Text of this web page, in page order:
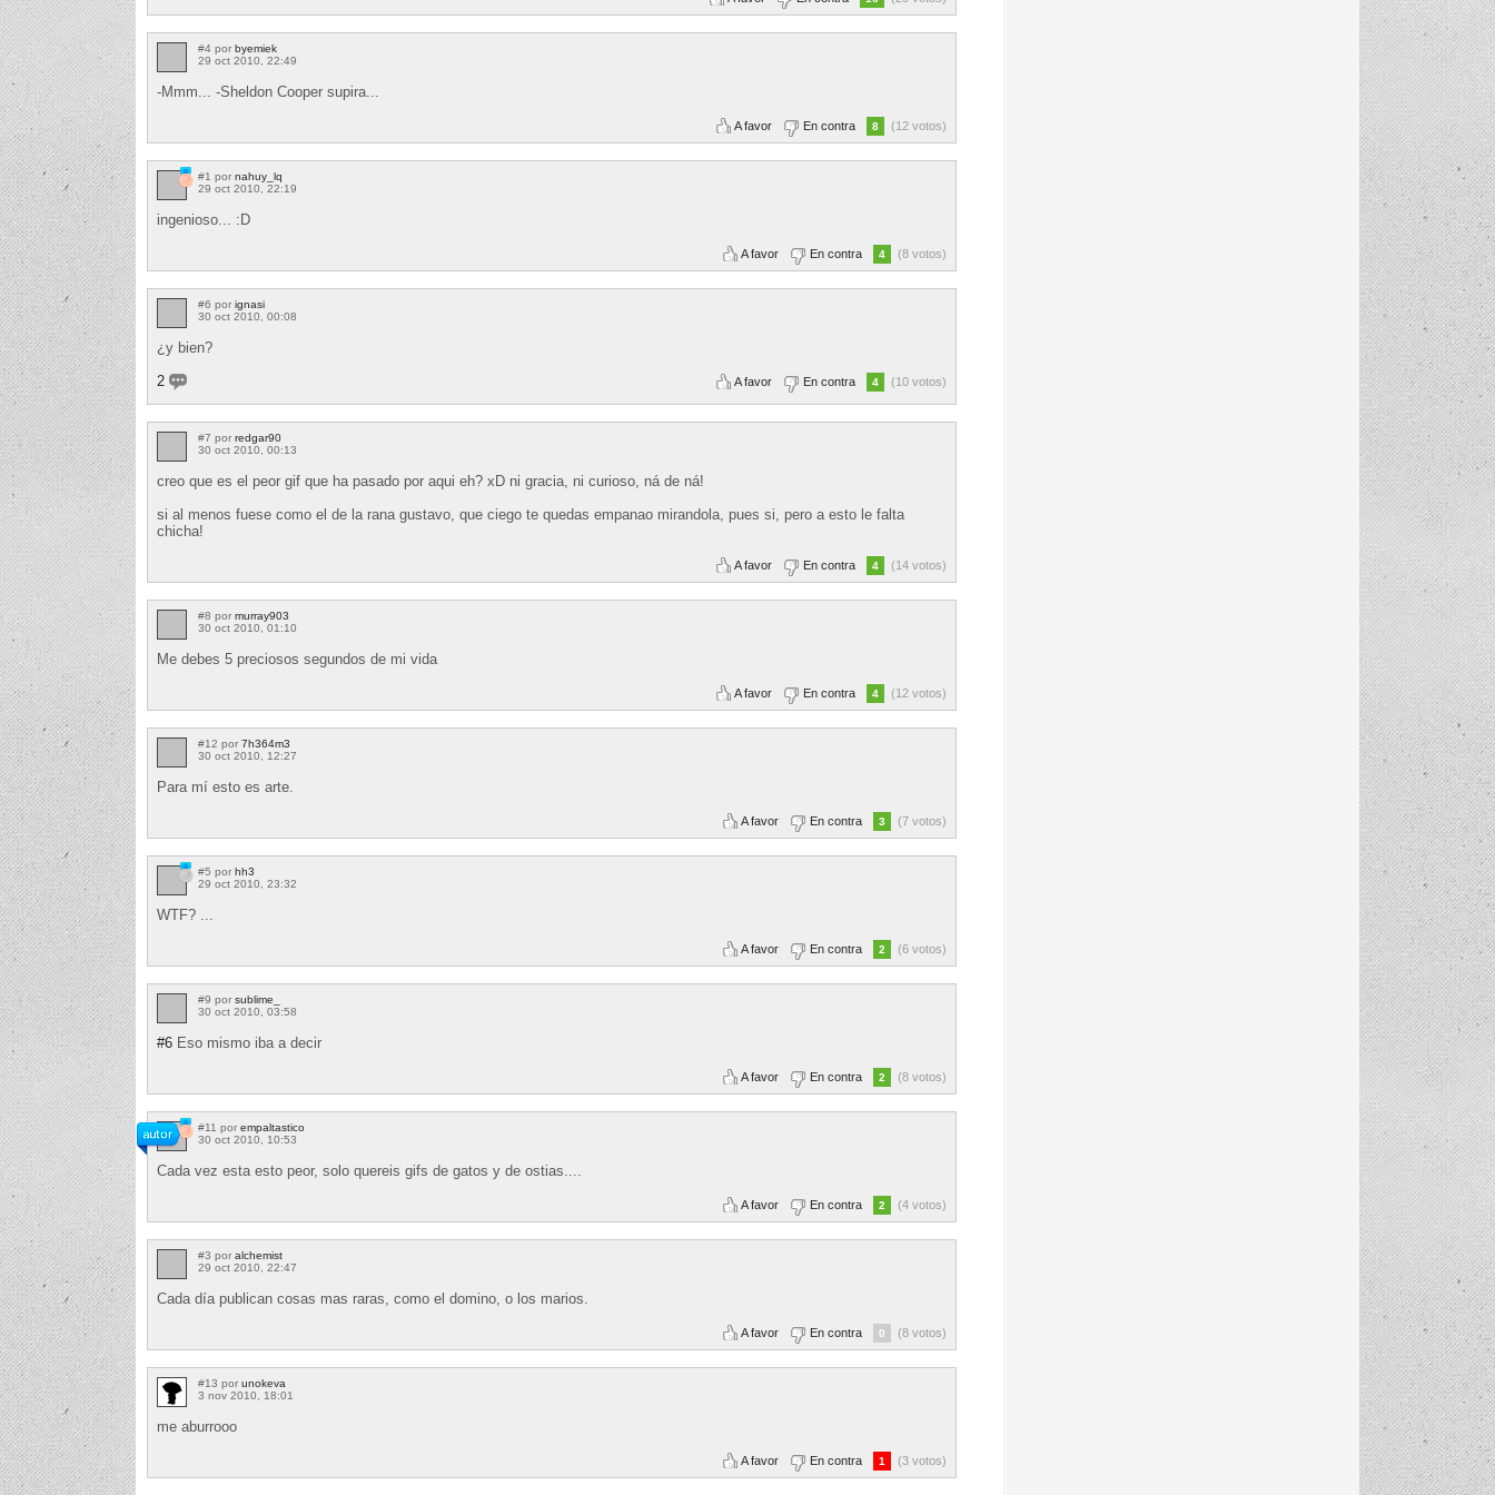
#4 por byemiek
29 oct 2010, 22:49
-Mmm... -Sheldon Cooper supira...
A favor En contra 8 (12 votos)
#1 por nahuy_lq
29 oct 2010, 22:19
ingenioso... :D
A favor En contra 4 (8 votos)
#6 por ignasi
30 oct 2010, 00:08
¿y bien?
2
A favor En contra 4 (10 votos)
#7 por redgar90
30 oct 2010, 00:13
creo que es el peor gif que ha pasado por aqui eh? xD ni gracia, ni curioso, ná de ná!
si al menos fuese como el de la rana gustavo, que ciego te quedas empanao mirandola, pues si, pero a esto le falta
chicha!
A favor En contra 4 (14 votos)
#8 por murray903
30 oct 2010, 01:10
Me debes 5 preciosos segundos de mi vida
A favor En contra 4 (12 votos)
#12 por 7h364m3
30 oct 2010, 12:27
Para mí esto es arte.
A favor En contra 3 (7 votos)
#5 por hh3
29 oct 2010, 23:32
WTF? ...
A favor En contra 2 (6 votos)
#9 por sublime_
30 oct 2010, 03:58
#6 Eso mismo iba a decir
A favor En contra 2 (8 votos)
#11 por empaltastico
30 oct 2010, 10:53
Cada vez esta esto peor, solo quereis gifs de gatos y de ostias....
A favor En contra 2 (4 votos)
#3 por alchemist
29 oct 2010, 22:47
Cada día publican cosas mas raras, como el domino, o los marios.
A favor En contra 0 (8 votos)
#13 por unokeva
3 nov 2010, 18:01
me aburrooo
A favor En contra 1 (3 votos)